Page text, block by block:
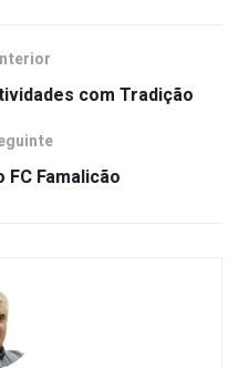
com Tradição
Famalicão